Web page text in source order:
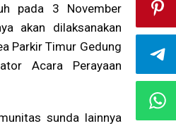
pada 3 November
akan dilaksanakan
Parkir Timur Gedung
Acara Perayaan
sunda lainnya